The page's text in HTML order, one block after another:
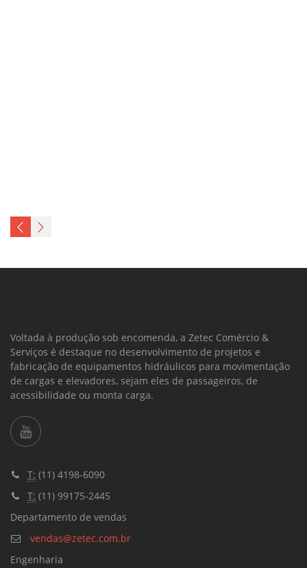
Voltada à produção sob encomenda, a Zetec Comércio &
Serviços é destaque no desenvolvimento de projetos e
fabricação de equipamentos hidráulicos para movimentação
de cargas e elevadores, sejam eles de passageiros, de
acessibilidade ou monta carga.
T: (11) 4198-6090
T: (11) 99175-2445
Departamento de vendas
vendas@zetec.com.br
Engenharia